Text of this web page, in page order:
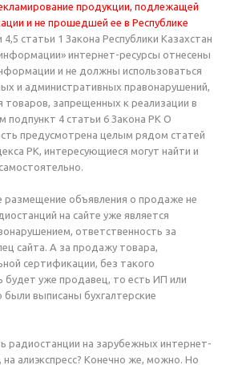
продукции, подлежащей
и не прошедшей ее в Республике
статьи 1 Закона Республики Казахстан
интернет-ресурсы отнесены
и не должны использоваться
и административных правонарушений,
товаров, запрещенных к реализации в
подпункт 4 статьи 6 Закона РК О
предусмотрена целым рядом статей
РК, интересующиеся могут найти и
объявления о продаже не
на сайте уже является
ответственность за
сайта. А за продажу товара,
сертификации, без такого
будет уже продавец, то есть ИП или
выписаны бухгалтерские
на зарубежных интернет-
алиэкспресс? Конечно же, можно. Но